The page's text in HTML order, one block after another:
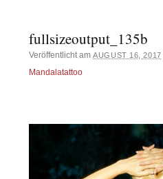
fullsizeoutput_135b
Veröffentlicht amAUGUST 16, 2017
Mandalatattoo